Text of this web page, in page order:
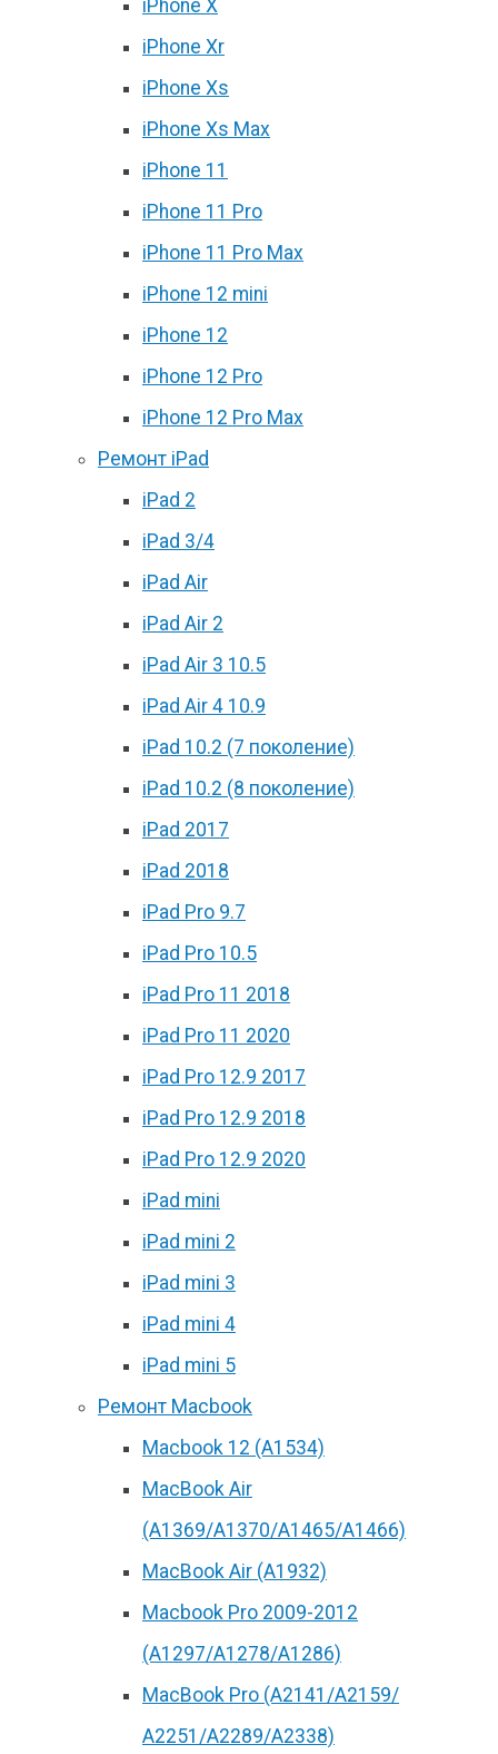
iPhone X
iPhone Xr
iPhone Xs
iPhone Xs Max
iPhone 11
iPhone 11 Pro
iPhone 11 Pro Max
iPhone 12 mini
iPhone 12
iPhone 12 Pro
iPhone 12 Pro Max
Ремонт iPad
iPad 2
iPad 3/4
iPad Air
iPad Air 2
iPad Air 3 10.5
iPad Air 4 10.9
iPad 10.2 (7 поколение)
iPad 10.2 (8 поколение)
iPad 2017
iPad 2018
iPad Pro 9.7
iPad Pro 10.5
iPad Pro 11 2018
iPad Pro 11 2020
iPad Pro 12.9 2017
iPad Pro 12.9 2018
iPad Pro 12.9 2020
iPad mini
iPad mini 2
iPad mini 3
iPad mini 4
iPad mini 5
Ремонт Macbook
Macbook 12 (А1534)
MacBook Air
(A1369/A1370/A1465/A1466)
MacBook Air (A1932)
Macbook Pro 2009-2012
(A1297/A1278/A1286)
MacBook Pro (А2141/А2159/
А2251/A2289/A2338)